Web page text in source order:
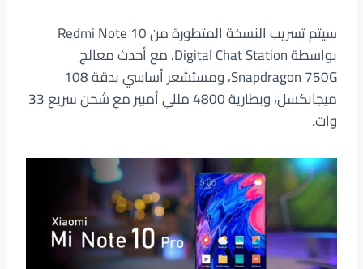
سيتم تسريب النسخة المتطورة من Redmi Note 10
بواسطة Digital Chat Station، مع أحدث معالج
Snapdragon 750G، ومستشعر أساسي بدقة 108
ميجابكسل، وبطارية 4800 مللي أمبير مع شحن سريع 33
وات.